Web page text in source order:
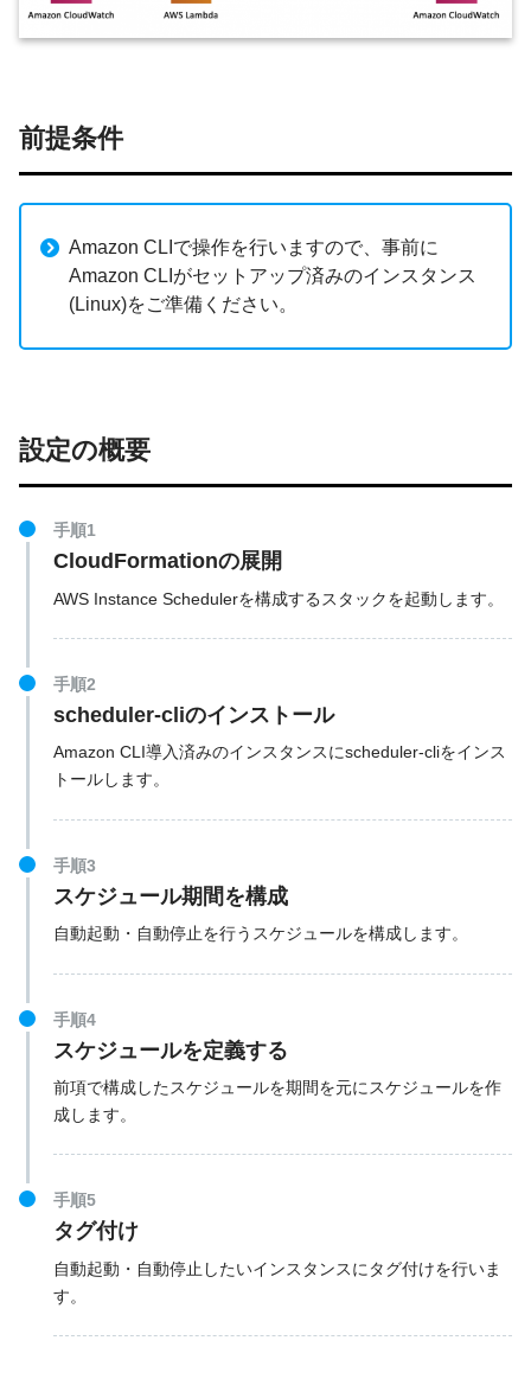
前提条件
Amazon CLIで操作を行いますので、事前に
Amazon CLIがセットアップ済みのインスタンス
(Linux)をご準備ください。
設定の概要
手順1
CloudFormationの展開
AWS Instance Schedulerを構成するスタックを起動します。
手順2
scheduler-cliのインストール
Amazon CLI導入済みのインスタンスにscheduler-cliをインス
トールします。
手順3
スケジュール期間を構成
自動起動・自動停止を行うスケジュールを構成します。
手順4
スケジュールを定義する
前項で構成したスケジュールを期間を元にスケジュールを作
成します。
手順5
タグ付け
自動起動・自動停止したいインスタンスにタグ付けを行いま
す。